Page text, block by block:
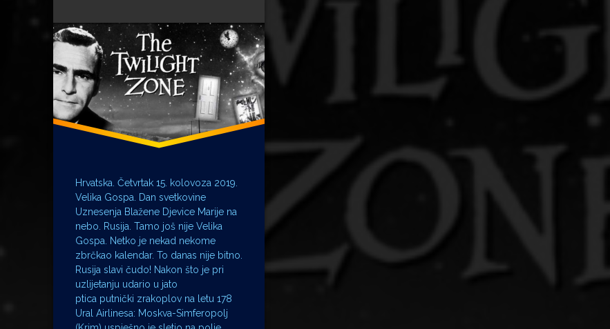
Hrvatska. Četvrtak 15. kolovoza 2019.
Velika Gospa. Dan svetkovine
Uznesenja Blažene Djevice Marije na
nebo. Rusija. Tamo još nije Velika
Gospa. Netko je nekad nekome
zbrčkao kalendar. To danas nije bitno.
Rusija slavi čudo! Nakon što je pri
uzlijetanju udario u jato
ptica putnički zrakoplov na letu 178
Ural Airlinesa: Moskva-Simferopolj
Croatia Airlines
Damir Jusupov
Kapetan James T. Kirk
Krim
Metropolonačelnik
MH17
Rusija
Soči
Ural Airlines
USS Enterprise
William Shatner
Zvjezdane staze